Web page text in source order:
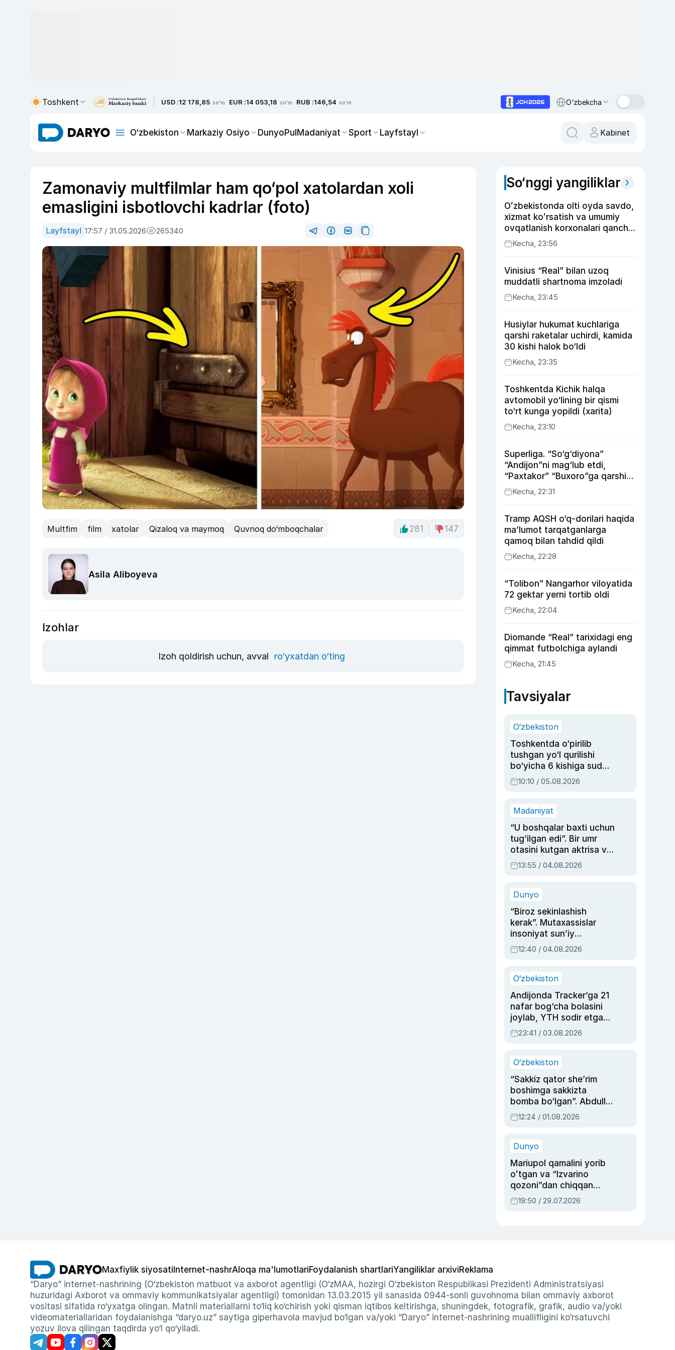
Toshkent USD :12 178,85 so'm EUR :14 053,18 so'm RUB :146,54 so'm O‘zbekcha
O‘zbekiston Markaziy Osiyo DunyoPulMadaniyat Sport Layfstayl Kabinet
Zamonaviy multfilmlar ham qo‘pol xatolardan xoli
emasligini isbotlovchi kadrlar (foto)
Layfstayl 17:57 / 31.05.2026 265340
Multfim film xatolar Qizaloq va maymoq Quvnoq do‘mboqchalar 281 147
Asila Aliboyeva
Izohlar
Izoh qoldirish uchun, avval ro‘yxatdan o‘ting
So‘nggi yangiliklar
Oʻzbekistonda olti oyda savdo,
xizmat koʻrsatish va umumiy
ovqatlanish korxonalari qancha
soliq toʻlagani ochiqlandi
Kecha, 23:56
Vinisius “Real” bilan uzoq
muddatli shartnoma imzoladi
Kecha, 23:45
Husiylar hukumat kuchlariga
qarshi raketalar uchirdi, kamida
30 kishi halok bo‘ldi
Kecha, 23:35
Toshkentda Kichik halqa
avtomobil yo‘lining bir qismi
to‘rt kunga yopildi (xarita)
Kecha, 23:10
Superliga. “So‘g‘diyona”
“Andijon”ni mag‘lub etdi,
“Paxtakor” “Buxoro”ga qarshi
bahsda g‘alabani qo‘ldan
chiqardi
Kecha, 22:31
Tramp AQSH o‘q-dorilari haqida
ma’lumot tarqatganlarga
qamoq bilan tahdid qildi
Kecha, 22:28
“Tolibon” Nangarhor viloyatida
72 gektar yerni tortib oldi
Kecha, 22:04
Diomande “Real” tarixidagi eng
qimmat futbolchiga aylandi
Kecha, 21:45
Tavsiyalar
O‘zbekiston
Toshkentda o‘pirilib
tushgan yo‘l qurilishi
bo‘yicha 6 kishiga sud
hukmi o‘qildi
10:10 / 05.08.2026
Madaniyat
“U boshqalar baxti uchun
tug‘ilgan edi”. Bir umr
otasini kutgan aktrisa va
dublyaj ustasi Rimma
Ahmedovaning
13:55 / 04.08.2026
Dunyo
“Biroz sekinlashish
kerak”. Mutaxassislar
insoniyat sun’iy
intellektni boshqara
olmay qolishidan xavotir
12:40 / 04.08.2026
O‘zbekiston
Andijonda Tracker’ga 21
nafar bog‘cha bolasini
joylab, YTH sodir etgan
ayolga sud hukmi o‘qildi
23:41 / 03.08.2026
O‘zbekiston
“Sakkiz qator she’rim
boshimga sakkizta
bomba bo‘lgan”. Abdulla
Oripovni siyosiy
ayblovlardan asrab
12:24 / 01.08.2026
Dunyo
Mariupol qamalini yorib
oʻtgan va “Izvarino
qozoni”dan chiqqan
qahramon — Ukraina
armiyasi bosh
19:50 / 29.07.2026
Maxfiylik siyosati Internet-nashrAloqa ma'lumotlariFoydalanish shartlariYangiliklar arxiviReklama
“Daryo” internet-nashrining (O‘zbekiston matbuot va axborot agentligi (O‘zMAA, hozirgi O‘zbekiston Respublikasi Prezidenti Administratsiyasi
huzuridagi Axborot va ommaviy kommunikatsiyalar agentligi) tomonidan 13.03.2015 yil sanasida 0944-sonli guvohnoma bilan ommaviy axborot
vositasi sifatida ro‘yxatga olingan. Matnli materiallarni to‘liq ko‘chirish yoki qisman iqtibos keltirishga, shuningdek, fotografik, grafik, audio va/yoki
videomateriallaridan foydalanishga “daryo.uz” saytiga giperhavola mavjud bo‘lgan va/yoki “Daryo” internet-nashrining muallifligini ko‘rsatuvchi
yozuv ilova qilingan taqdirda yo‘l qo‘yiladi.